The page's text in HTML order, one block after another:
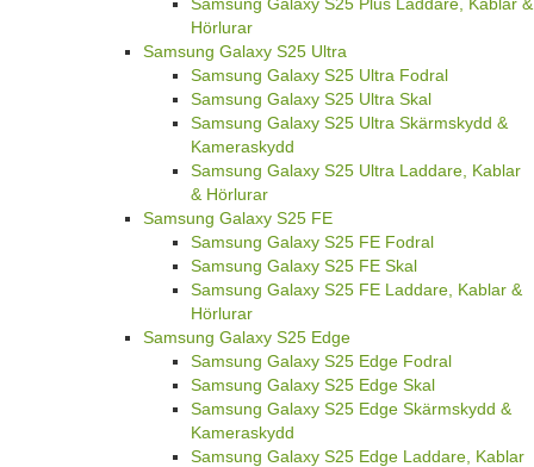
Hörlurar
Samsung Galaxy S25 Ultra
Samsung Galaxy S25 Ultra Fodral
Samsung Galaxy S25 Ultra Skal
Samsung Galaxy S25 Ultra Skärmskydd &
Kameraskydd
Samsung Galaxy S25 Ultra Laddare, Kablar
& Hörlurar
Samsung Galaxy S25 FE
Samsung Galaxy S25 FE Fodral
Samsung Galaxy S25 FE Skal
Samsung Galaxy S25 FE Laddare, Kablar &
Hörlurar
Samsung Galaxy S25 Edge
Samsung Galaxy S25 Edge Fodral
Samsung Galaxy S25 Edge Skal
Samsung Galaxy S25 Edge Skärmskydd &
Kameraskydd
Samsung Galaxy S25 Edge Laddare, Kablar